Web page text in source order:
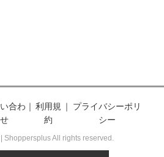
合わ
せ
｜ 利用規
約
｜
プライバシーポリ
シー
Shoppersplus All rights reserved.